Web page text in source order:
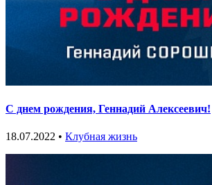
С днем рождения, Геннадий Алексеевич!
18.07.2022 • Клубная жизнь